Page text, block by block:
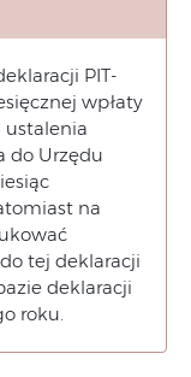
PIT-
wpłaty
ustalenia
do Urzędu
na
tej deklaracji
deklaracji
roku.